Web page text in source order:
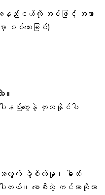
အနည်းငယ်ကို အပ်ဖြင့် အသား
စစ်ဆေးခြင်း)
။
ါနည်းတွေနဲ့ ကုသနိုင်ပါ
ဖို့အတွက် ခွဲစိတ်မှု၊ ဓါတ်
ယ်။ စောစီးတဲ့ ကင်ဆာဆိုတာ